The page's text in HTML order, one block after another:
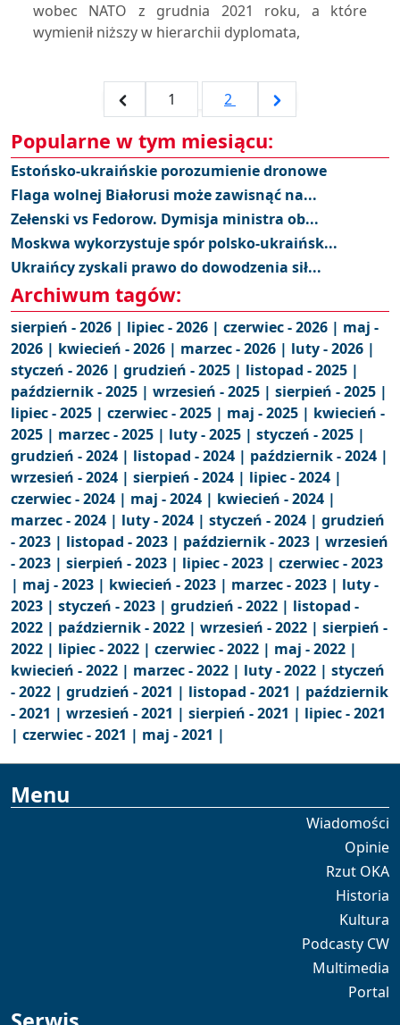
wobec NATO z grudnia 2021 roku, a które
wymienił niższy w hierarchii dyplomata,
1 2
Popularne w tym miesiącu:
Estońsko-ukraińskie porozumienie dronowe
Flaga wolnej Białorusi może zawisnąć na...
Zełenski vs Fedorow. Dymisja ministra ob...
Moskwa wykorzystuje spór polsko-ukraińsk...
Ukraińcy zyskali prawo do dowodzenia sił...
Archiwum tagów:
sierpień - 2026 | lipiec - 2026 | czerwiec - 2026 | maj -
2026 | kwiecień - 2026 | marzec - 2026 | luty - 2026 |
styczeń - 2026 | grudzień - 2025 | listopad - 2025 |
październik - 2025 | wrzesień - 2025 | sierpień - 2025 |
lipiec - 2025 | czerwiec - 2025 | maj - 2025 | kwiecień -
2025 | marzec - 2025 | luty - 2025 | styczeń - 2025 |
grudzień - 2024 | listopad - 2024 | październik - 2024 |
wrzesień - 2024 | sierpień - 2024 | lipiec - 2024 |
czerwiec - 2024 | maj - 2024 | kwiecień - 2024 |
marzec - 2024 | luty - 2024 | styczeń - 2024 | grudzień
- 2023 | listopad - 2023 | październik - 2023 | wrzesień
- 2023 | sierpień - 2023 | lipiec - 2023 | czerwiec - 2023
| maj - 2023 | kwiecień - 2023 | marzec - 2023 | luty -
2023 | styczeń - 2023 | grudzień - 2022 | listopad -
2022 | październik - 2022 | wrzesień - 2022 | sierpień -
2022 | lipiec - 2022 | czerwiec - 2022 | maj - 2022 |
kwiecień - 2022 | marzec - 2022 | luty - 2022 | styczeń
- 2022 | grudzień - 2021 | listopad - 2021 | październik
- 2021 | wrzesień - 2021 | sierpień - 2021 | lipiec - 2021
| czerwiec - 2021 | maj - 2021 |
Menu
Wiadomości
Opinie
Rzut OKA
Historia
Kultura
Podcasty CW
Multimedia
Portal